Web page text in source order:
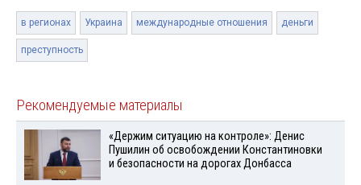
в регионах Украина международные отношения деньги
преступность
Рекомендуемые материалы
«Держим ситуацию на контроле»: Денис
Пушилин об освобождении Константиновки
и безопасности на дорогах Донбасса